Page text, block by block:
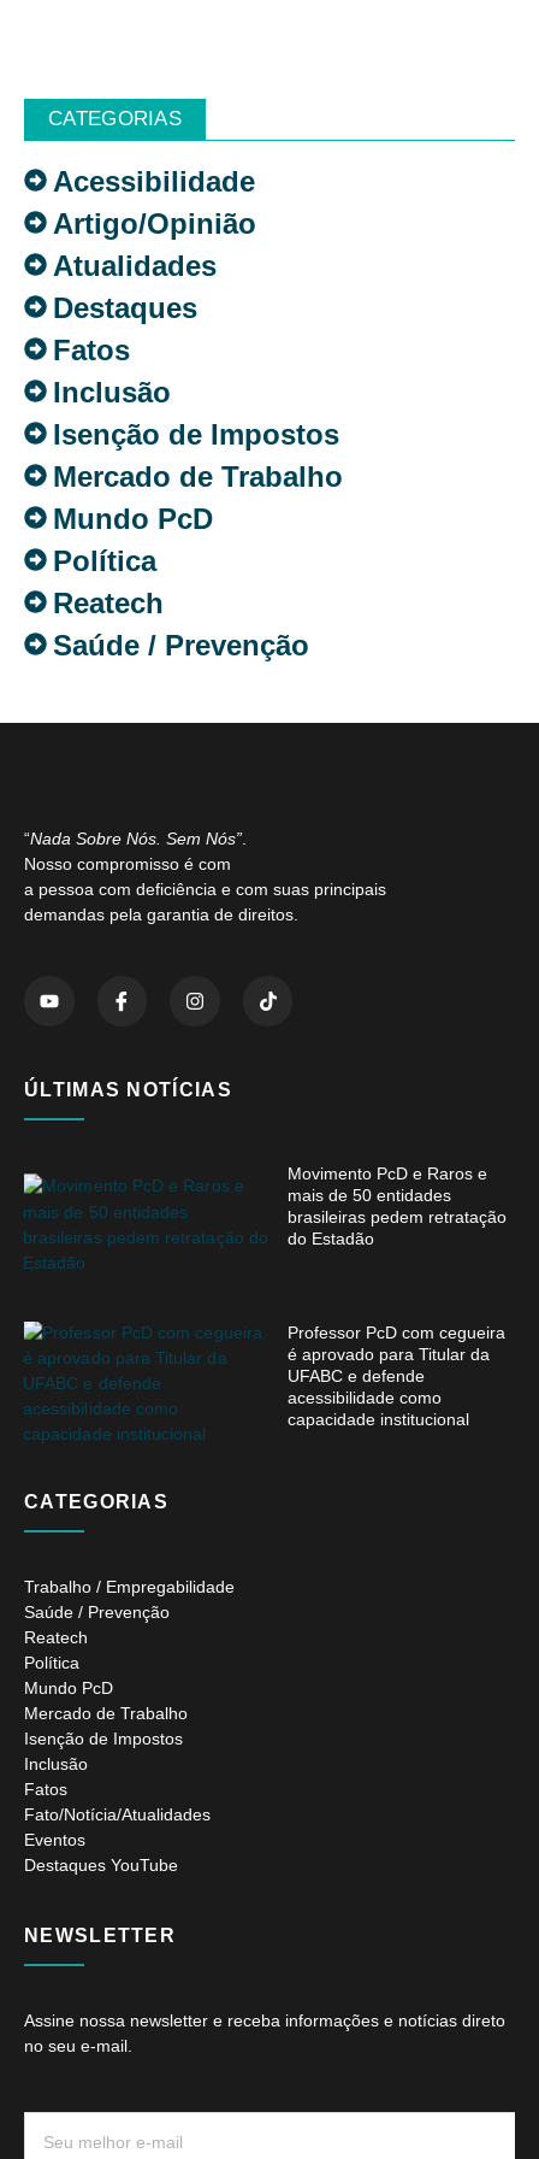
CATEGORIAS
Acessibilidade
Artigo/Opinião
Atualidades
Destaques
Fatos
Inclusão
Isenção de Impostos
Mercado de Trabalho
Mundo PcD
Política
Reatech
Saúde / Prevenção
“Nada Sobre Nós. Sem Nós”
Nosso compromisso é com
a pessoa com deficiência e com suas principais
demandas pela garantia de direitos.
ÚLTIMAS NOTÍCIAS
Movimento PcD e Raros e
mais de 50 entidades
brasileiras pedem retratação
do Estadão
Professor PcD com cegueira
é aprovado para Titular da
UFABC e defende
acessibilidade como
capacidade institucional
CATEGORIAS
Trabalho / Empregabilidade
Saúde / Prevenção
Reatech
Política
Mundo PcD
Mercado de Trabalho
Isenção de Impostos
Inclusão
Fatos
Fato/Notícia/Atualidades
Eventos
Destaques YouTube
NEWSLETTER
Assine nossa newsletter e receba informações e notícias direto
no seu e-mail.